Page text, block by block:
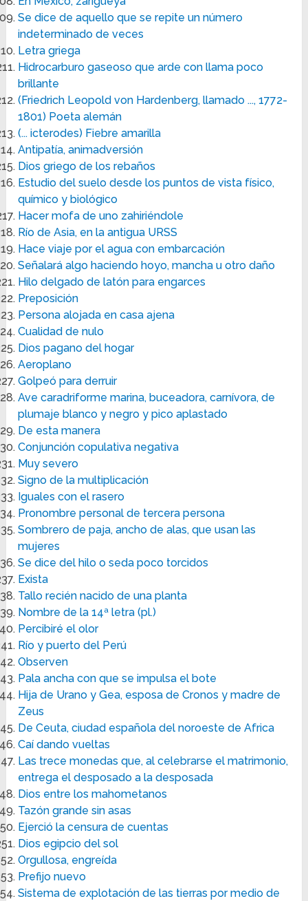
Se dice de aquello que se repite un número
indeterminado de veces
Letra griega
Hidrocarburo gaseoso que arde con llama poco
brillante
(Friedrich Leopold von Hardenberg, llamado ..., 1772-
1801) Poeta alemán
(... icterodes) Fiebre amarilla
Antipatía, animadversión
Dios griego de los rebaños
Estudio del suelo desde los puntos de vista físico,
químico y biológico
Hacer mofa de uno zahiriéndole
Río de Asia, en la antigua URSS
Hace viaje por el agua con embarcación
Señalará algo haciendo hoyo, mancha u otro daño
Hilo delgado de latón para engarces
Preposición
Persona alojada en casa ajena
Cualidad de nulo
Dios pagano del hogar
Aeroplano
Golpeó para derruir
Ave caradriforme marina, buceadora, carnívora, de
plumaje blanco y negro y pico aplastado
De esta manera
Conjunción copulativa negativa
Muy severo
Signo de la multiplicación
Iguales con el rasero
Pronombre personal de tercera persona
Sombrero de paja, ancho de alas, que usan las
mujeres
Se dice del hilo o seda poco torcidos
Exista
Tallo recién nacido de una planta
Nombre de la 14ª letra (pl.)
Percibiré el olor
Río y puerto del Perú
Observen
Pala ancha con que se impulsa el bote
Hija de Urano y Gea, esposa de Cronos y madre de
Zeus
De Ceuta, ciudad española del noroeste de Africa
Caí dando vueltas
Las trece monedas que, al celebrarse el matrimonio,
entrega el desposado a la desposada
Dios entre los mahometanos
Tazón grande sin asas
Ejerció la censura de cuentas
Dios egipcio del sol
Orgullosa, engreída
Prefijo nuevo
Sistema de explotación de las tierras por medio de